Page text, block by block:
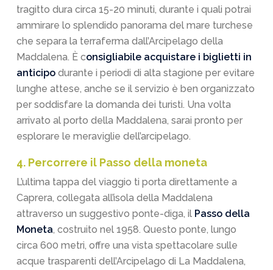
tragitto dura circa 15-20 minuti, durante i quali potrai
ammirare lo splendido panorama del mare turchese
che separa la terraferma dall’Arcipelago della
Maddalena. È consigliabile acquistare i biglietti in
anticipo durante i periodi di alta stagione per evitare
lunghe attese, anche se il servizio è ben organizzato
per soddisfare la domanda dei turisti. Una volta
arrivato al porto della Maddalena, sarai pronto per
esplorare le meraviglie dell’arcipelago.
4. Percorrere il Passo della moneta
L’ultima tappa del viaggio ti porta direttamente a
Caprera, collegata all’isola della Maddalena
attraverso un suggestivo ponte-diga, il Passo della
Moneta, costruito nel 1958. Questo ponte, lungo
circa 600 metri, offre una vista spettacolare sulle
acque trasparenti dell’Arcipelago di La Maddalena,